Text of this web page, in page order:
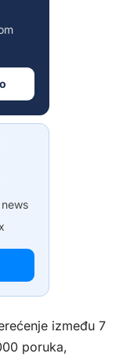
između 7
poruka,